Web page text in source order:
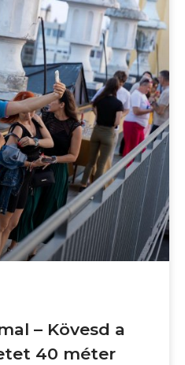
– Kövesd a
40 méter